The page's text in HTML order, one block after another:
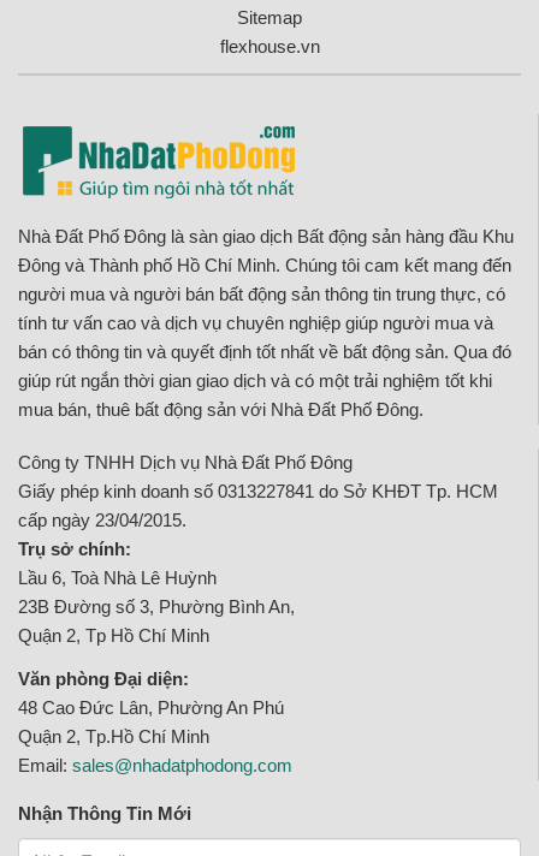
Sitemap
flexhouse.vn
Nhà Đất Phố Đông là sàn giao dịch Bất động sản hàng đầu Khu
Đông và Thành phố Hồ Chí Minh. Chúng tôi cam kết mang đến
người mua và người bán bất động sản thông tin trung thực, có
tính tư vấn cao và dịch vụ chuyên nghiệp giúp người mua và
bán có thông tin và quyết định tốt nhất về bất động sản. Qua đó
giúp rút ngắn thời gian giao dịch và có một trải nghiệm tốt khi
mua bán, thuê bất động sản với Nhà Đất Phố Đông.
Công ty TNHH Dịch vụ Nhà Đất Phố Đông
Giấy phép kinh doanh số 0313227841 do Sở KHĐT Tp. HCM
cấp ngày 23/04/2015.
Trụ sở chính:
Lầu 6, Toà Nhà Lê Huỳnh
23B Đường số 3, Phường Bình An,
Quận 2, Tp Hồ Chí Minh
Văn phòng Đại diện:
48 Cao Đức Lân, Phường An Phú
Quận 2, Tp.Hồ Chí Minh
Email: sales@nhadatphodong.com
Nhận Thông Tin Mới